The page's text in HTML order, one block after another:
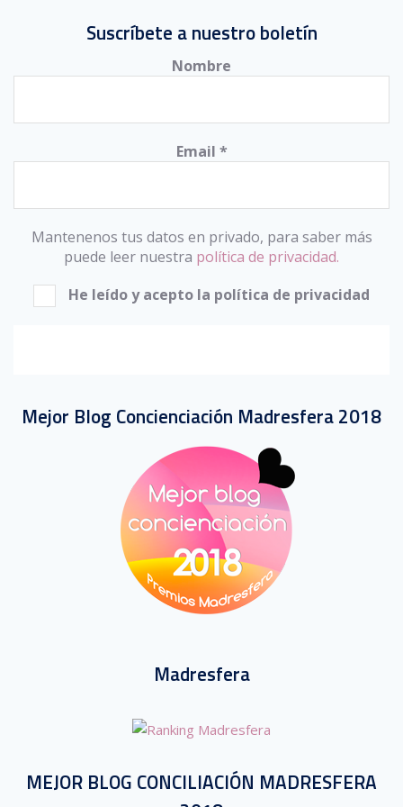
Suscríbete a nuestro boletín
Nombre
Email *
Mantenenos tus datos en privado, para saber más
puede leer nuestra política de privacidad.
He leído y acepto la política de privacidad
Mejor Blog Concienciación Madresfera 2018
Madresfera
MEJOR BLOG CONCILIACIÓN MADRESFERA